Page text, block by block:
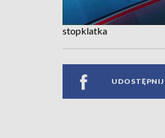
stopklatka